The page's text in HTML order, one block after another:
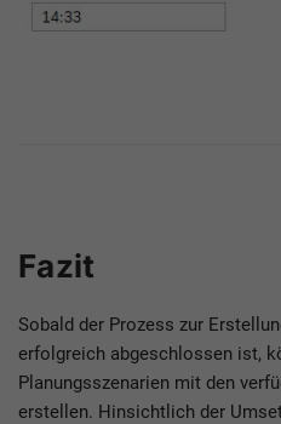
Fazit
Sobald der Prozess zur
erfolgreich abgeschlossen ist,
Planungsszenarien mit den
erstellen. Hinsichtlich der